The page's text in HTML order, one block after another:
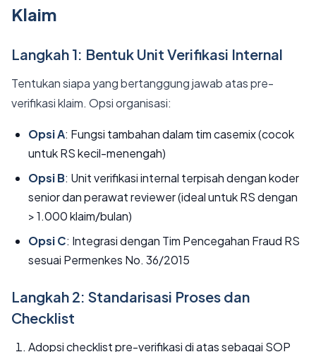
Klaim
Langkah 1: Bentuk Unit Verifikasi Internal
Tentukan siapa yang bertanggung jawab atas pre-
verifikasi klaim. Opsi organisasi:
Opsi A: Fungsi tambahan dalam tim casemix (cocok
untuk RS kecil-menengah)
Opsi B: Unit verifikasi internal terpisah dengan koder
senior dan perawat reviewer (ideal untuk RS dengan
> 1.000 klaim/bulan)
Opsi C: Integrasi dengan Tim Pencegahan Fraud RS
sesuai Permenkes No. 36/2015
Langkah 2: Standarisasi Proses dan
Checklist
Adopsi checklist pre-verifikasi di atas sebagai SOP